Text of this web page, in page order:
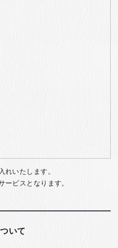
れいたします。
ービスとなります。
いて